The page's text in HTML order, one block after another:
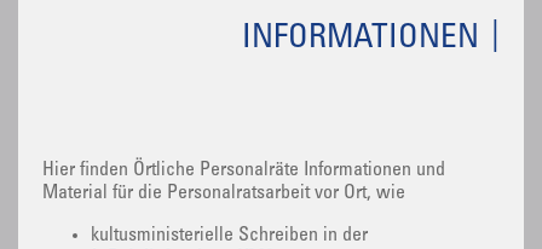
INFORMATIONEN
Hier finden Örtliche Personalräte Informationen und
Material für die Personalratsarbeit vor Ort, wie
kultusministerielle Schreiben in der